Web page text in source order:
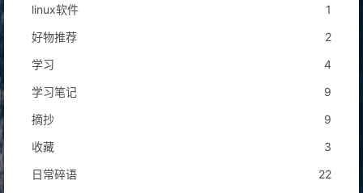
linux软件
1
好物推荐
2
学习
4
学习笔记
9
摘抄
9
收藏
3
日常碎语
22